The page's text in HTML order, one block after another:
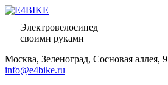
Электровелосипед
своими руками
Москва, Зеленоград, Сосновая аллея, 9
info@e4bike.ru